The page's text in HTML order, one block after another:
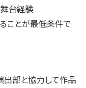
舞台経験
ことが最低条件で
部と協力して作品